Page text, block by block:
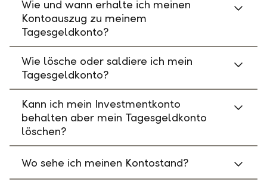
Wie und wann erhalte ich meinen
Kontoauszug zu meinem
Tagesgeldkonto?
Wie lösche oder saldiere ich mein
Tagesgeldkonto?
Kann ich mein Investmentkonto
behalten aber mein Tagesgeldkonto
löschen?
Wo sehe ich meinen Kontostand?